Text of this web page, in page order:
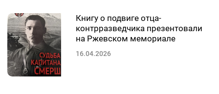
Книгу о подвиге отца-
контрразведчика презентовали
на Ржевском мемориале
16.04.2026